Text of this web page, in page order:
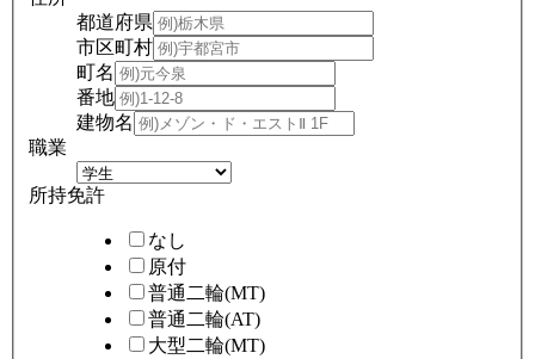
都道府県
市区町村
町名
番地
建物名
職業
所持免許
なし
原付
普通二輪(MT)
普通二輪(AT)
大型二輪(MT)